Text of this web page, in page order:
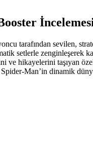
tarafından sevilen,
setlerle
hikayelerini taşıyan
Man’in dinamik